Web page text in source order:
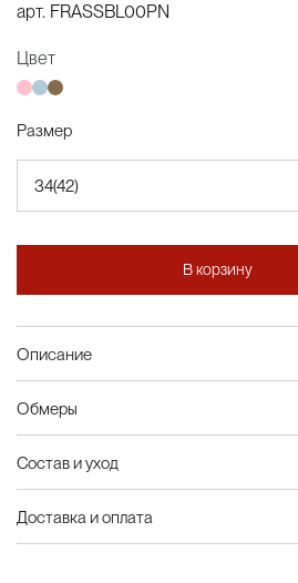
Цвет
Размер
34(42)
арт. FRASSBL00PN
В корзину
Описание
Обмеры
Состав и уход
Доставка и оплата